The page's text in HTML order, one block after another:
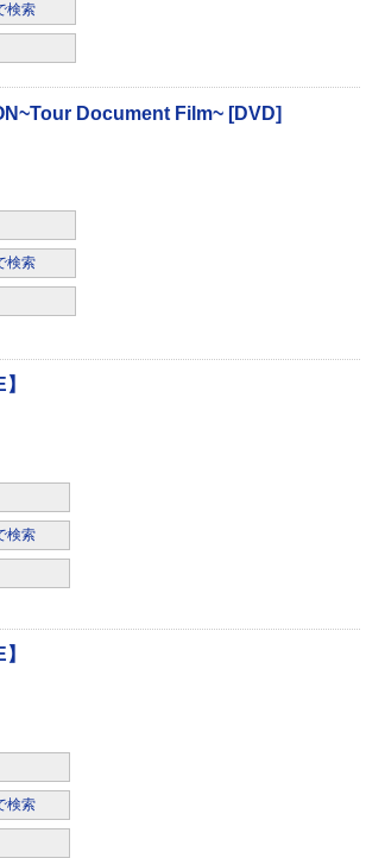
検索
検索
検索
検索